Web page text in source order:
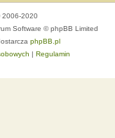
2020
Software © phpBB Limited
phpBB.pl
| Regulamin